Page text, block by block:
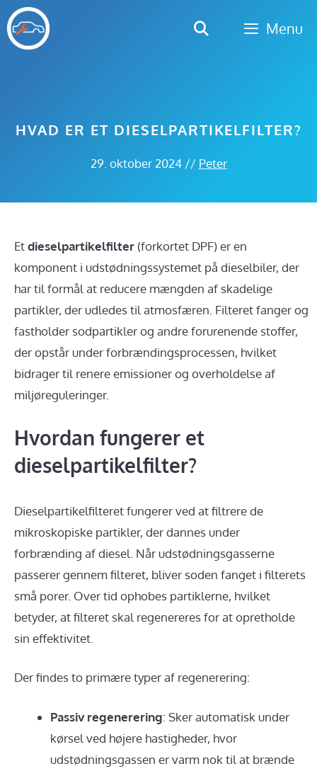
Hop
til
indhold
Menu
HVAD ER ET DIESELPARTIKELFILTER?
29. oktober 2024// Peter
Etdieselpartikelfilter (forkortet DPF) er en
komponent i udstødningssystemet på dieselbiler, der
har til formål at reducere mængden af skadelige
partikler, der udledes til atmosfæren. Filteret fanger og
fastholder sodpartikler og andre forurenende stoffer,
der opstår under forbrændingsprocessen, hvilket
bidrager til renere emissioner og overholdelse af
miljøreguleringer.
Hvordan fungerer et
dieselpartikelfilter?
Dieselpartikelfilteret fungerer ved at filtrere de
mikroskopiske partikler, der dannes under
forbrænding af diesel. Når udstødningsgasserne
passerer gennem filteret, bliver soden fanget i filterets
små porer. Over tid ophobes partiklerne, hvilket
betyder, at filteret skal regenereres for at opretholde
sin effektivitet.
Der findes to primære typer af regenerering:
Passiv regenerering: Sker automatisk under
kørsel ved højere hastigheder, hvor
udstødningsgassen er varm nok til at brænde